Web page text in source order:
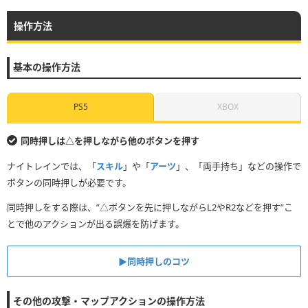
操作方法
基本の操作方法
PS5 XBOX
同時押しは△を押しながら他のボタンを押す
ナイトレインでは、「スキル」や「アーツ 」、「両手持ち」などの操作で
ボタンの同時押しが必要です。
同時押しをする際は、”△ボタンを先に押しながらL2やR2などを押す”こ
とで他のアクションが出る誤爆を防げます。
▶︎同時押しのコツ
その他の攻撃・マップアクションの操作方法